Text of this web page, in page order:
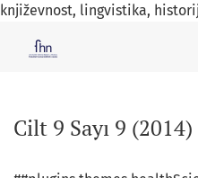
književnost, lingvistika,
Cilt 9 Sayı 9 (2014)